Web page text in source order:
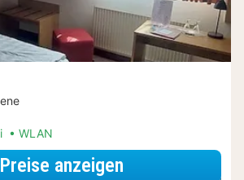
WLAN
Preise anzeigen